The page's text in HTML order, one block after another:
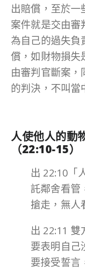
出賠償，至於
案件就是交由審
為自己的過失負
償，如財物損失
由審判官斷案
的判決，不叫當
人使他人的動
（22:10-15）
出 22:10「
託鄰舍看管
搶走，無人
出 22:11 雙
要表明自己
要接受誓言